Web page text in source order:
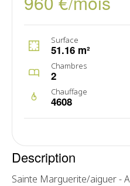
Surface
51.16 m²
Chambres
2
Chauffage
4608
Description
Sainte Marguerite/aiguer -